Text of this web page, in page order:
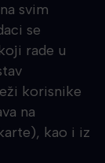
svim
se
rade u
korisnike
na
kao i iz